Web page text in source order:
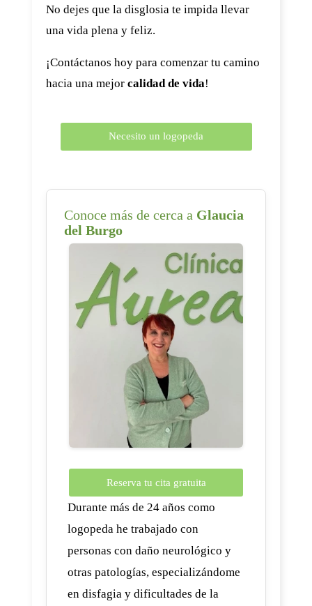
No dejes que la disglosia te impida llevar
una vida plena y feliz.
¡Contáctanos hoy para comenzar tu camino
hacia una mejor calidad de vida!
Necesito un logopeda
Conoce más de cerca a Glaucia
del Burgo
Reserva tu cita gratuita
Durante más de 24 años como
logopeda he trabajado con
personas con daño neurológico y
otras patologías, especializándome
en disfagia y dificultades de la